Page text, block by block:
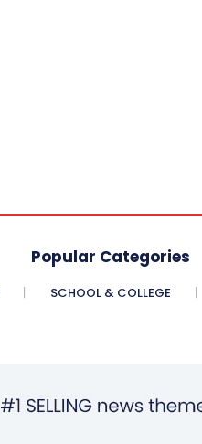
Popular Categories
SCHOOL & COLLEGE